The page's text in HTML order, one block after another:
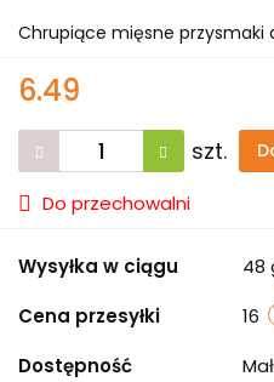
Chrupiące mięsne przysmaki
6.49
szt.
Do przechowalni
Wysyłka w ciągu
48
Cena przesyłki
16
Dostępność